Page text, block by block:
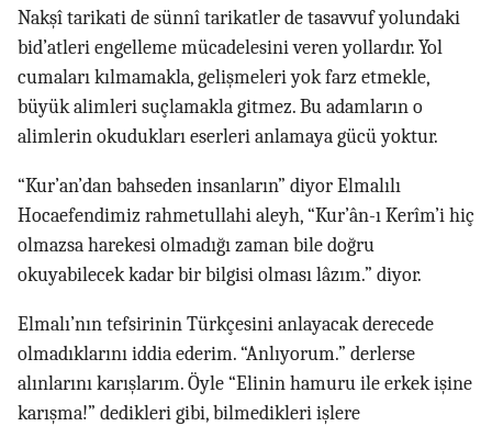
Nakşî tarikati de sünnî tarikatler de tasavvuf yolundaki
bid’atleri engelleme mücadelesini veren yollardır. Yol
cumaları kılmamakla, gelişmeleri yok farz etmekle,
büyük alimleri suçlamakla gitmez. Bu adamların o
alimlerin okudukları eserleri anlamaya gücü yoktur.
“Kur’an’dan bahseden insanların” diyor Elmalılı
Hocaefendimiz rahmetullahi aleyh, “Kur’ân-ı Kerîm’i hiç
olmazsa harekesi olmadığı zaman bile doğru
okuyabilecek kadar bir bilgisi olması lâzım.” diyor.
Elmalı’nın tefsirinin Türkçesini anlayacak derecede
olmadıklarını iddia ederim. “Anlıyorum.” derlerse
alınlarını karışlarım. Öyle “Elinin hamuru ile erkek işine
karışma!” dedikleri gibi, bilmedikleri işlere